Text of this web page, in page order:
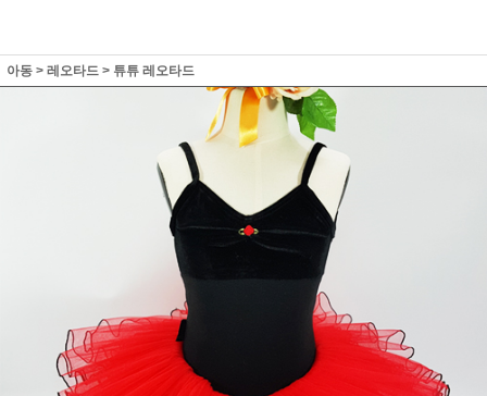
아동 > 레오타드 > 튜튜 레오타드